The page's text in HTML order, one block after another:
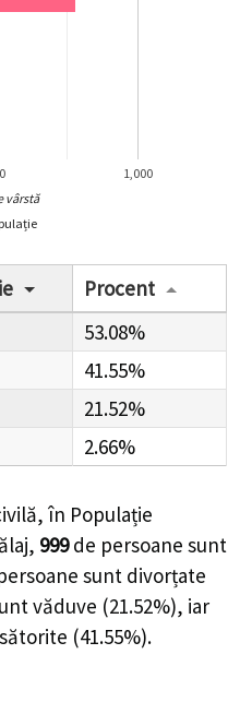
1,000
vârstă
Procent
53.08%
41.55%
21.52%
2.66%
în Populație
999 de persoane sunt
sunt divorțate
văduve (21.52%), iar
(41.55%).